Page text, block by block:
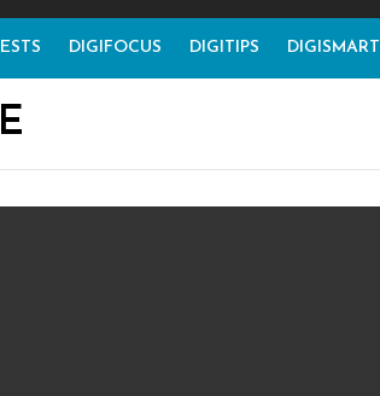
DIGIFOCUS DIGITIPS DIGISMART